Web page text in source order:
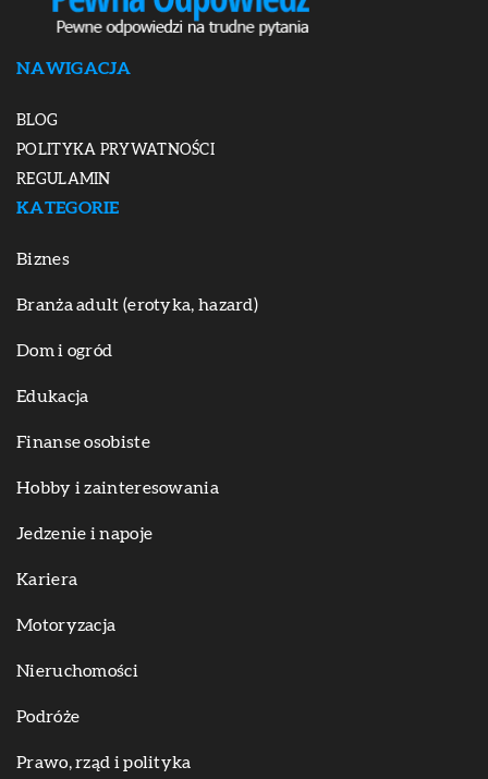
NAWIGACJA
BLOG
POLITYKA PRYWATNOŚCI
REGULAMIN
KATEGORIE
Biznes
Branża adult (erotyka, hazard)
Dom i ogród
Edukacja
Finanse osobiste
Hobby i zainteresowania
Jedzenie i napoje
Kariera
Motoryzacja
Nieruchomości
Podróże
Prawo, rząd i polityka